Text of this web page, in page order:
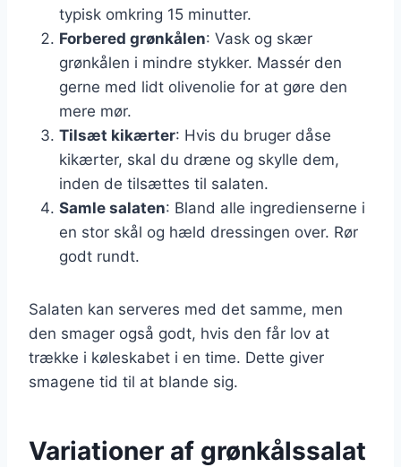
typisk omkring 15 minutter.
Forbered grønkålen: Vask og skær
grønkålen i mindre stykker. Massér den
gerne med lidt olivenolie for at gøre den
mere mør.
Tilsæt kikærter: Hvis du bruger dåse
kikærter, skal du dræne og skylle dem,
inden de tilsættes til salaten.
Samle salaten: Bland alle ingredienserne i
en stor skål og hæld dressingen over. Rør
godt rundt.
Salaten kan serveres med det samme, men
den smager også godt, hvis den får lov at
trække i køleskabet i en time. Dette giver
smagene tid til at blande sig.
Variationer af grønkålssalat